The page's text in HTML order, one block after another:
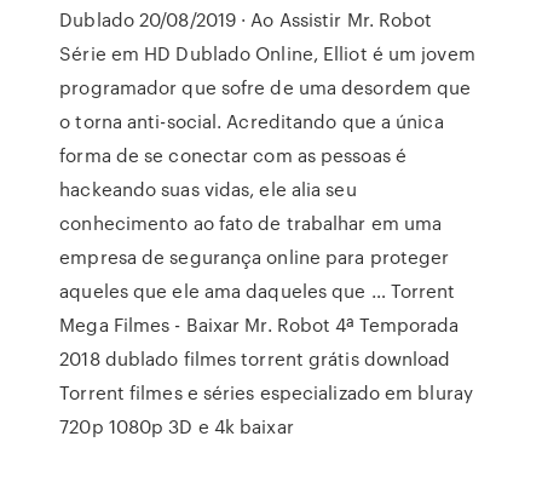
Dublado 20/08/2019 · Ao Assistir Mr. Robot
Série em HD Dublado Online, Elliot é um jovem
programador que sofre de uma desordem que
o torna anti-social. Acreditando que a única
forma de se conectar com as pessoas é
hackeando suas vidas, ele alia seu
conhecimento ao fato de trabalhar em uma
empresa de segurança online para proteger
aqueles que ele ama daqueles que … Torrent
Mega Filmes - Baixar Mr. Robot 4ª Temporada
2018 dublado filmes torrent grátis download
Torrent filmes e séries especializado em bluray
720p 1080p 3D e 4k baixar